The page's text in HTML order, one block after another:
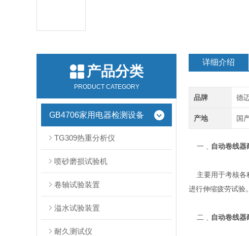
产品分类
PRODUCT CATEGORY
GB4706家用电器检测设备
TG309热重分析仪
喷砂磨损试验机
卷轴试验装置
溢水试验装置
耐久测试仪
详细介绍
品牌 德
产地 国
一﹑ 自动卷线器
主要用于考核各
进行伸缩疲劳试验。
二﹑ 自动卷线器